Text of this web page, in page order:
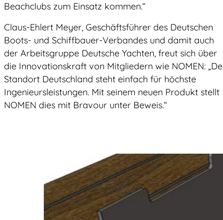
Beachclubs zum Einsatz kommen.“
Claus-Ehlert Meyer, Geschäftsführer des Deutschen
Boots- und Schiffbauer-Verbandes und damit auch
der Arbeitsgruppe Deutsche Yachten, freut sich über
die Innovationskraft von Mitgliedern wie NOMEN:
Standort Deutschland steht einfach für höchste
Ingenieursleistungen. Mit seinem neuen Produkt stellt
NOMEN dies mit Bravour unter Beweis.“